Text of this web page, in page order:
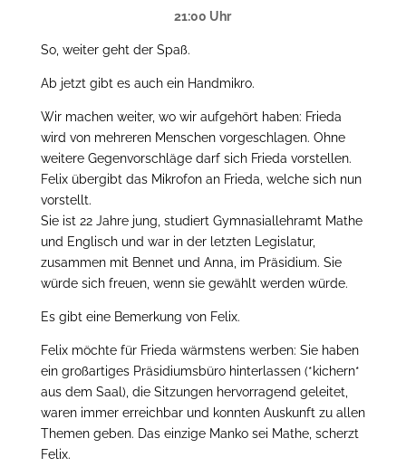
21:00 Uhr
So, weiter geht der Spaß.
Ab jetzt gibt es auch ein Handmikro.
Wir machen weiter, wo wir aufgehört haben: Frieda
wird von mehreren Menschen vorgeschlagen. Ohne
weitere Gegenvorschläge darf sich Frieda vorstellen.
Felix übergibt das Mikrofon an Frieda, welche sich nun
vorstellt.
Sie ist 22 Jahre jung, studiert Gymnasiallehramt Mathe
und Englisch und war in der letzten Legislatur,
zusammen mit Bennet und Anna, im Präsidium. Sie
würde sich freuen, wenn sie gewählt werden würde.
Es gibt eine Bemerkung von Felix.
Felix möchte für Frieda wärmstens werben: Sie haben
ein großartiges Präsidiumsbüro hinterlassen (*kichern*
aus dem Saal), die Sitzungen hervorragend geleitet,
waren immer erreichbar und konnten Auskunft zu allen
Themen geben. Das einzige Manko sei Mathe, scherzt
Felix.